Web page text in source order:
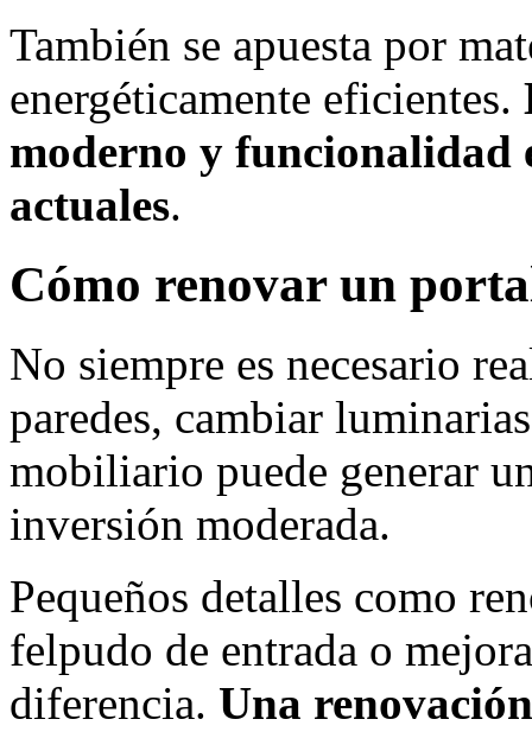
También se apuesta por
energéticamente eficientes.
moderno y funcionalidad
actuales.
Cómo renovar un
No siempre es necesario
paredes, cambiar
mobiliario puede generar
inversión moderada.
Pequeños detalles como
felpudo de entrada o
diferencia. Una